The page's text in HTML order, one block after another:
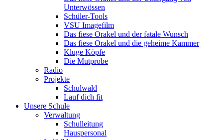
Unterwössen
Schüler-Tools
VSU Imagefilm
Das fiese Orakel und der fatale Wunsch
Das fiese Orakel und die geheime Kammer
Kluge Köpfe
Die Mutprobe
Radio
Projekte
Schulwald
Lauf dich fit
Unsere Schule
Verwaltung
Schulleitung
Hauspersonal